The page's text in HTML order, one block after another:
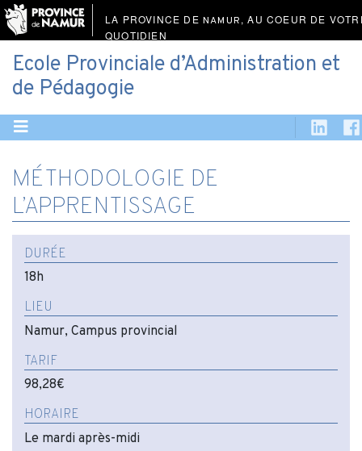
LA PROVINCE DE NAMUR, AU COEUR DE
QUOTIDIEN
Ecole Provinciale d’Administration et
de Pédagogie
MÉTHODOLOGIE DE
L’APPRENTISSAGE
DURÉE
18h
LIEU
Namur, Campus provincial
TARIF
98,28€
HORAIRE
Le mardi après-midi